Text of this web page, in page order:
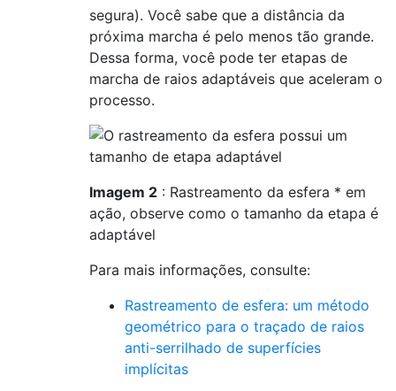
segura). Você sabe que a distância da
próxima marcha é pelo menos tão grande.
Dessa forma, você pode ter etapas de
marcha de raios adaptáveis ​​que aceleram o
processo.
Imagem 2 : Rastreamento da esfera * em
ação, observe como o tamanho da etapa é
adaptável
Para mais informações, consulte:
Rastreamento de esfera: um método
geométrico para o traçado de raios
anti-serrilhado de superfícies
implícitas